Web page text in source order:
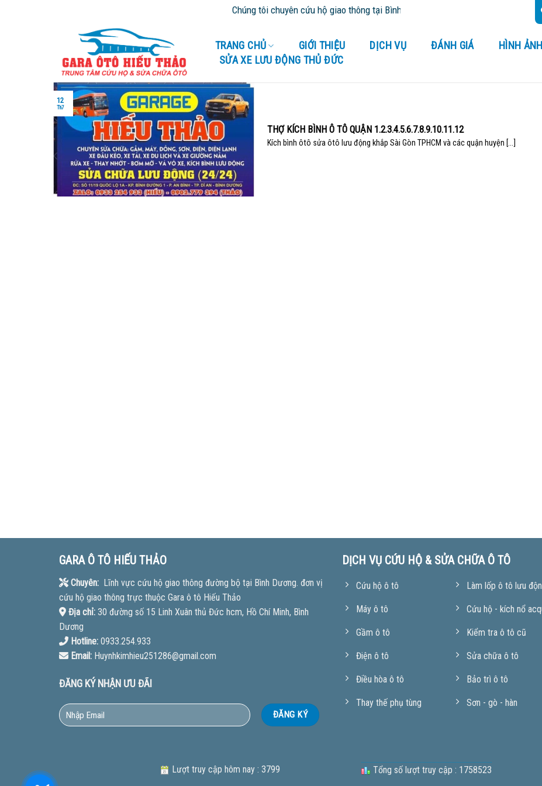
Chúng tôi chuyên cứu hộ giao thông tại Bình Dương và tỉnh thành lân cận - Cứu Hộ
TRANG CHỦ GIỚI THIỆU DỊCH VỤ ĐÁNH GIÁ HÌNH ẢNH
SỬA XE LƯU ĐỘNG THỦ ĐỨC
THỢ KÍCH BÌNH Ô TÔ QUẬN 1.2.3.4.5.6.7.8.9.10.11.12
Kích bình ôtô sửa ôtô lưu động khắp Sài Gòn TPHCM và các quận huyện [...]
12
Th7
GARA Ô TÔ HIẾU THẢO
Chuyên:Lĩnh vực cứu hộ giao thông đường bộ tại Bình Dương. đơn vị
cứu hộ giao thông trực thuộc Gara ô tô Hiếu Thảo
Địa chỉ:30 đường số 15 Linh Xuân thủ Đức hcm, Hồ Chí Minh, Bình
Dương
Hotline:0933.254.933
Email:Huynhkimhieu251286@gmail.com
ĐĂNG KÝ NHẬN ƯU ĐÃI
DỊCH VỤ CỨU HỘ & SỬA CHỮA Ô TÔ
Cứu hộ ô tô
Máy ô tô
Gầm ô tô
Điện ô tô
Điều hòa ô tô
Thay thế phụ tùng
Làm lốp ô tô lưu
Cứu hộ - kích nổ
Kiểm tra ô tô cũ
Sửa chữa ô tô
Bảo trì ô tô
Sơn - gò - hàn
Lượt truy cập hôm nay : 3799 Tổng số lượt truy cập : 1758523